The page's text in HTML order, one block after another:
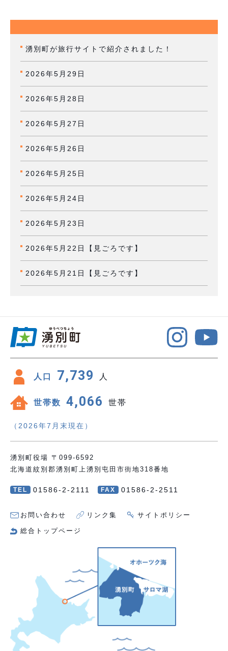
湧別町が旅行サイトで紹介されました！
2026年5月29日
2026年5月28日
2026年5月27日
2026年5月26日
2026年5月25日
2026年5月24日
2026年5月23日
2026年5月22日【見ごろです】
2026年5月21日【見ごろです】
人口 7,739 人
世帯数 4,066 世帯
（2026年7月末現在）
湧別町役場 〒099-6592
北海道紋別郡湧別町上湧別屯田市街地318番地
TEL 01586-2-2111 FAX 01586-2-2511
お問い合わせ リンク集 サイトポリシー
総合トップページ